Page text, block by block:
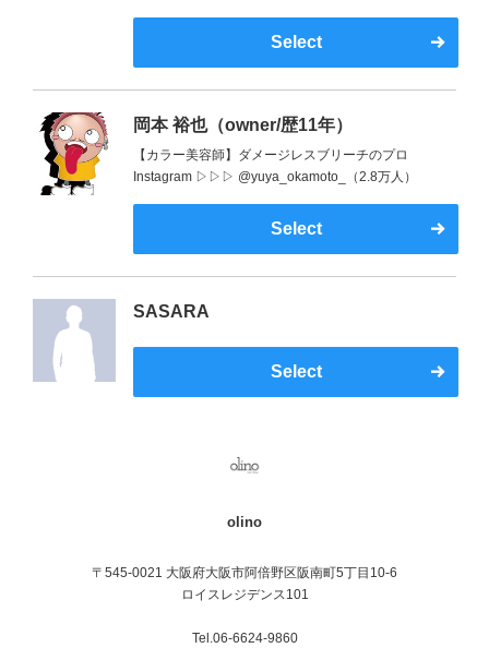
Select
岡本 裕也（owner/歴11年）
【カラー美容師】ダメージレスブリーチのプロ
Instagram ▷▷▷ @yuya_okamoto_（2.8万人）
Select
SASARA
Select
olino
〒545-0021 大阪府大阪市阿倍野区阪南町5丁目10-6
ロイスレジデンス101
Tel.06-6624-9860